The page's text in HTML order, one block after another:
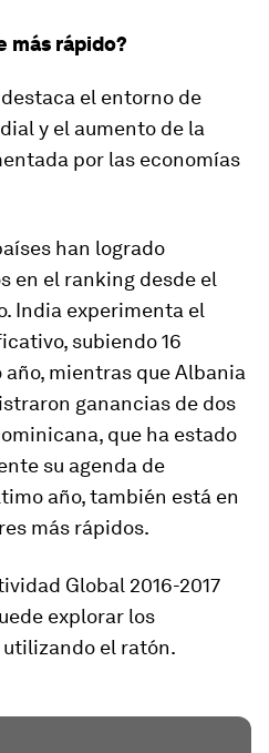
más rápido?
el entorno de
y el aumento de la
por las economías
han logrado
en el ranking desde el
India experimenta el
subiendo 16
mientras que Albania
ganancias de dos
que ha estado
su agenda de
año, también está en
más rápidos.
Global 2016-2017
explorar los
el ratón.